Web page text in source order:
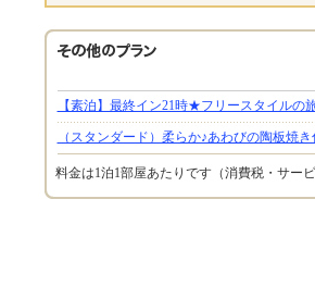
【素泊】最終イン21時★フリースタイル
（スタンダード）柔らか♪あわびの陶板
料金は1泊1部屋あたりです（消費税・サービ